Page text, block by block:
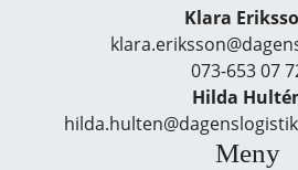
Klara
073-653 07
Hilda
Meny